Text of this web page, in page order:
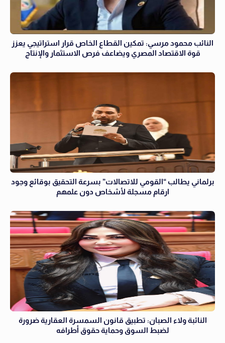
النائب محمود مرسي: تمكين القطاع الخاص قرار استراتيجي يعزز
قوة الاقتصاد المصري ويضاعف فرص الاستثمار والإنتاج
برلماني يطالب “القومي للاتصالات” بسرعة التحقيق بوقائع وجود
ارقام مسجلة لأشخاص دون علمهم
النائبة ولاء الصبان: تطبيق قانون السمسرة العقارية ضرورة
لضبط السوق وحماية حقوق أطرافه